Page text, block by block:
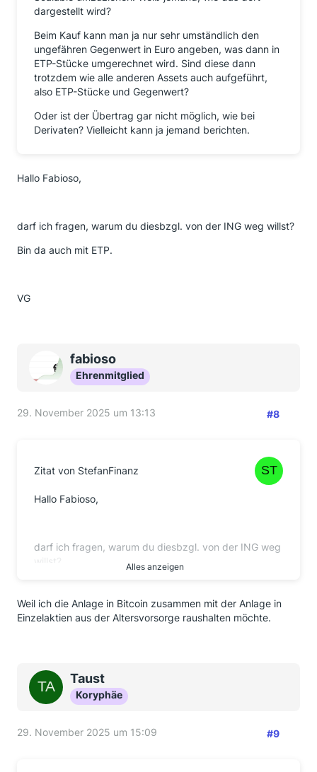
dargestellt wird?
Beim Kauf kann man ja nur sehr umständlich den
ungefähren Gegenwert in Euro angeben, was dann in
ETP-Stücke umgerechnet wird. Sind diese dann
trotzdem wie alle anderen Assets auch aufgeführt,
also ETP-Stücke und Gegenwert?
Oder ist der Übertrag gar nicht möglich, wie bei
Derivaten? Vielleicht kann ja jemand berichten.
Hallo Fabioso,
darf ich fragen, warum du diesbzgl. von der ING weg willst?
Bin da auch mit ETP.
VG
fabioso
Ehrenmitglied
29. November 2025 um 13:13 #8
Zitat von StefanFinanz
Hallo Fabioso,
darf ich fragen, warum du diesbzgl. von der ING weg
Alles anzeigen
Weil ich die Anlage in Bitcoin zusammen mit der Anlage in
Einzelaktien aus der Altersvorsorge raushalten möchte.
Taust
Koryphäe
29. November 2025 um 15:09 #9